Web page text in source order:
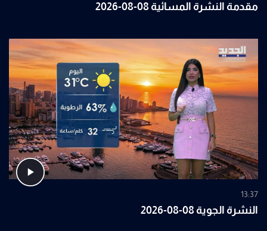
مقدمة النشرة المسائية 08-08-2026
13:37
النشرة الجوية 08-08-2026